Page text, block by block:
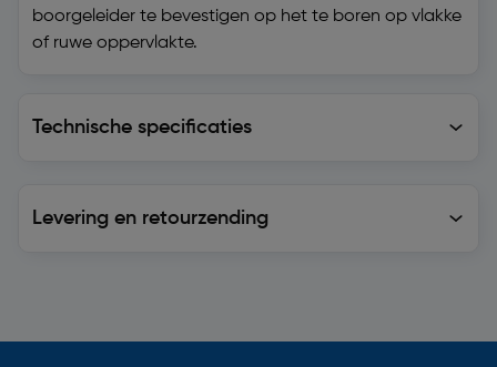
boorgeleider te bevestigen op het te boren op vlakke
of ruwe oppervlakte.
Technische specificaties
Levering en retourzending